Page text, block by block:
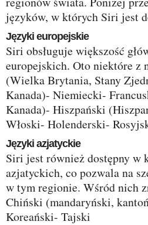
języków, w których Siri jest
Języki europejskie
Siri obsługuje większość głównych języków
europejskich. Oto niektóre z
(Wielka Brytania, Stany
Kanada)- Niemiecki-
Kanada)- Hiszpański
Włoski- Holenderski-
Języki azjatyckie
Siri jest również dostępny w kilku językach
azjatyckich, co pozwala na
w tym regionie. Wśród nich
Chiński (mandaryński,
Koreański- Tajski